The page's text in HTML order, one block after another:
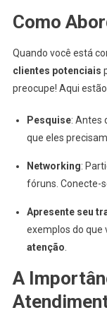
Como
Quando você está
clientes potenciais
preocupe! Aqui
Pesquise: Antes
que eles
Networking:
fóruns. Conecte-
Apresente seu
exemplos do que
atenção.
A